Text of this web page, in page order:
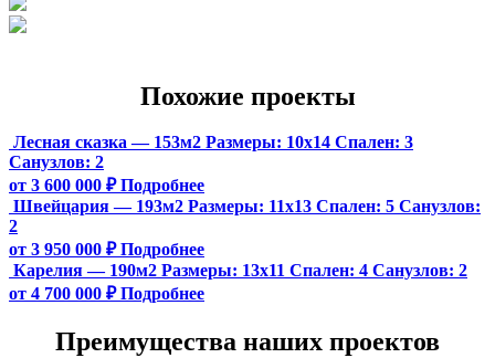
Похожие проекты
Лесная сказка — 153м2 Размеры: 10х14 Спален: 3
Санузлов: 2
от 3 600 000 ₽ Подробнее
Швейцария — 193м2 Размеры: 11х13 Спален: 5 Санузлов:
2
от 3 950 000 ₽ Подробнее
Карелия — 190м2 Размеры: 13х11 Спален: 4 Санузлов: 2
от 4 700 000 ₽ Подробнее
Преимущества наших проектов